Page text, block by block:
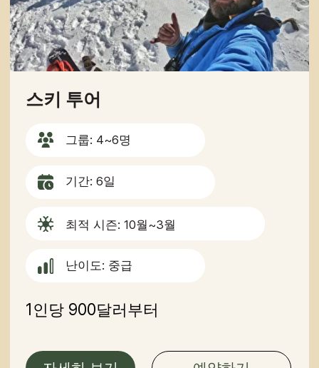
문의하기
아래 양식을 사용하여 저희에게 직접